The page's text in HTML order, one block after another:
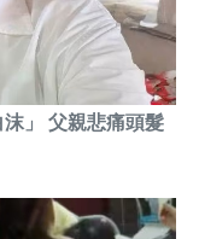
」 父親悲痛頭髮